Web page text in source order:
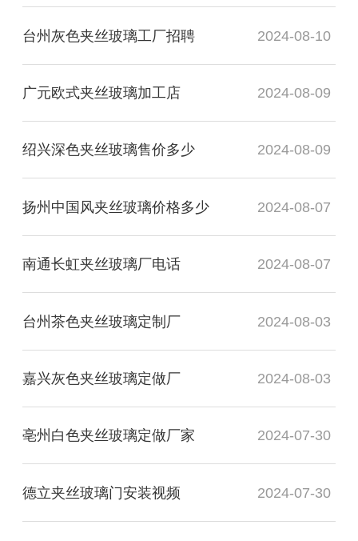
台州灰色夹丝玻璃工厂招聘 2024-08-10
广元欧式夹丝玻璃加工店 2024-08-09
绍兴深色夹丝玻璃售价多少 2024-08-09
扬州中国风夹丝玻璃价格多少 2024-08-07
南通长虹夹丝玻璃厂电话 2024-08-07
台州茶色夹丝玻璃定制厂 2024-08-03
嘉兴灰色夹丝玻璃定做厂 2024-08-03
亳州白色夹丝玻璃定做厂家 2024-07-30
德立夹丝玻璃门安装视频 2024-07-30